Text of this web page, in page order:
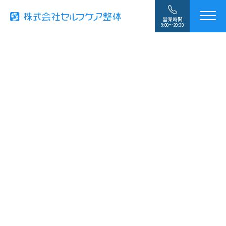
営業時間
9:00〜20:30